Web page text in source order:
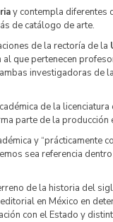
y contempla diferentes
de catálogo de arte.
de la rectoría de la
que pertenecen
investigadoras de la
de la
parte de la producción
y “prácticamente
sea referencia
de la historia del
en México en
con el Estado y